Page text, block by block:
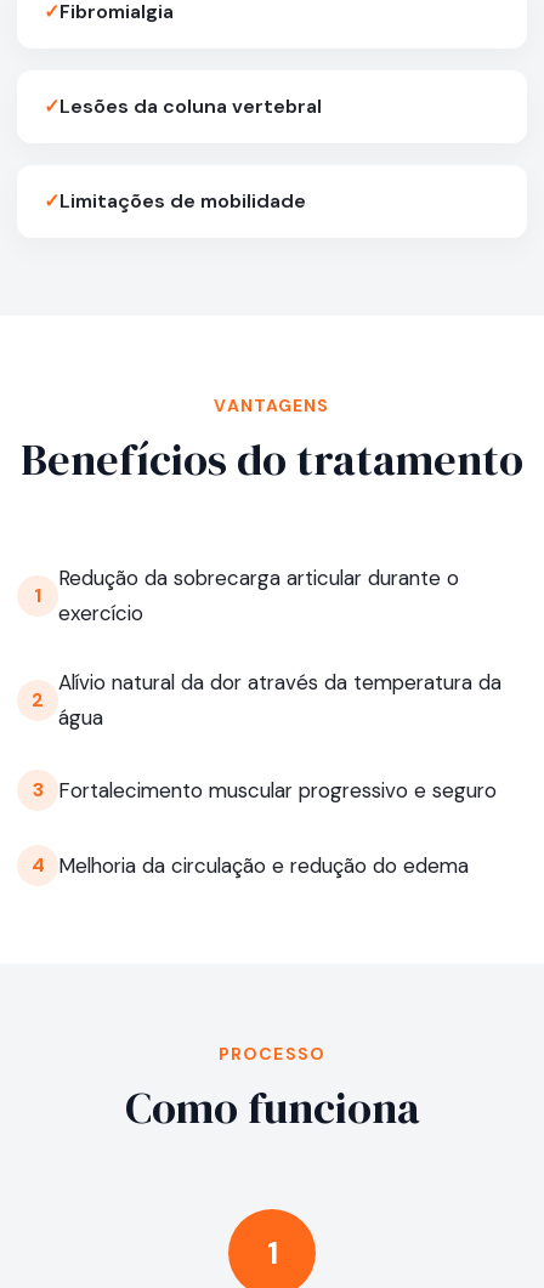
✓Fibromialgia
✓Lesões da coluna vertebral
✓Limitações de mobilidade
VANTAGENS
Benefícios do tratamento
1
Redução da sobrecarga articular durante o
exercício
2
Alívio natural da dor através da temperatura da
água
3 Fortalecimento muscular progressivo e seguro
4 Melhoria da circulação e redução do edema
PROCESSO
Como funciona
1